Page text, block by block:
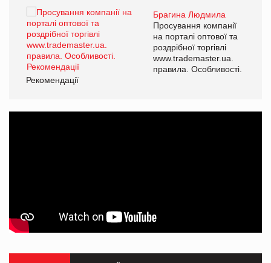
Брагина Людмила
Просування компанії
на порталі оптової та
роздрібної торгівлі
www.trademaster.ua.
правила. Особливості.
Рекомендації